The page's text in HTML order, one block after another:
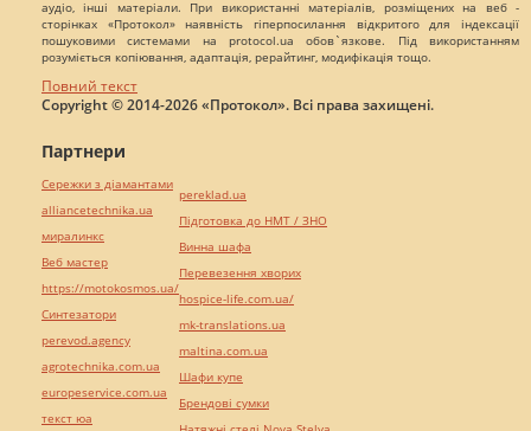
аудіо, інші матеріали. При використанні матеріалів, розміщених на веб -
сторінках «Протокол» наявність гіперпосилання відкритого для індексації
пошуковими системами на protocol.ua обов`язкове. Під використанням
розуміється копіювання, адаптація, рерайтинг, модифікація тощо.
Повний текст
Copyright © 2014-2026 «Протокол». Всі права захищені.
Партнери
Сережки з діамантами
alliancetechnika.ua
миралинкс
Веб мастер
https://motokosmos.ua/
Синтезатори
perevod.agency
agrotechnika.com.ua
europeservice.com.ua
текст юа
pereklad.ua
Підготовка до НМТ / ЗНО
Винна шафа
Перевезення хворих
hospice-life.com.ua/
mk-translations.ua
maltina.com.ua
Шафи купе
Брендові сумки